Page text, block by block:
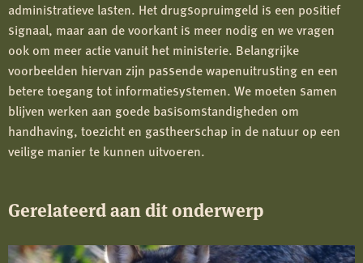
administratieve lasten. Het drugsopruimgeld is een positief
signaal, maar aan de voorkant is meer nodig en we vragen
ook om meer actie vanuit het ministerie. Belangrijke
voorbeelden hiervan zijn passende wapenuitrusting en een
betere toegang tot informatiesystemen. We moeten samen
blijven werken aan goede basisomstandigheden om
handhaving, toezicht en gastheerschap in de natuur op een
veilige manier te kunnen uitvoeren.
Gerelateerd aan dit onderwerp